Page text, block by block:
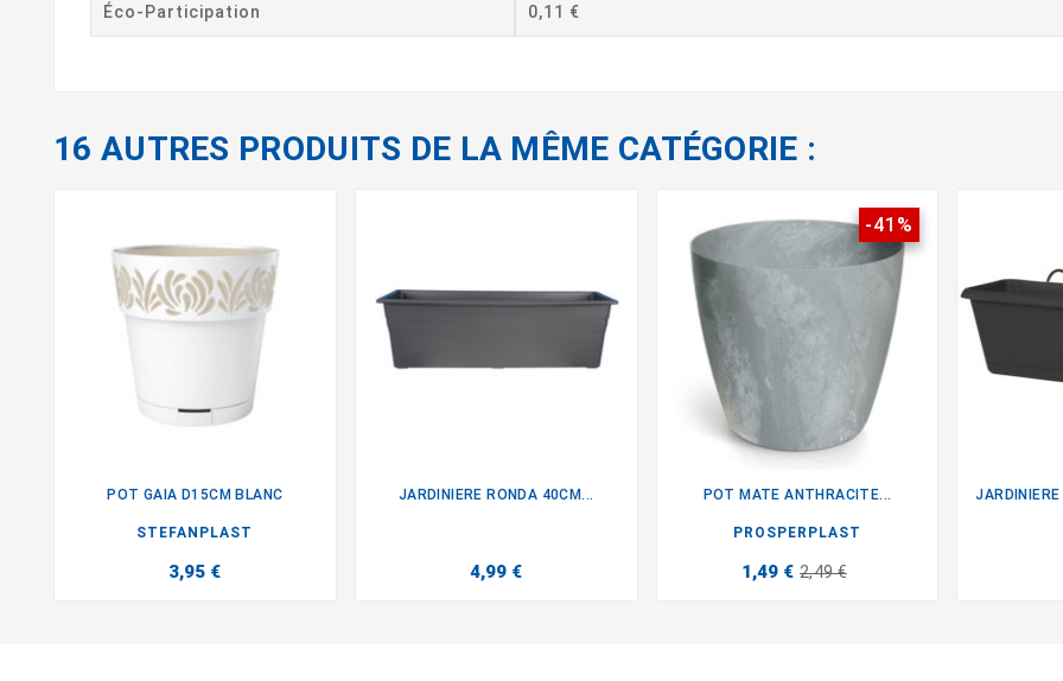
Éco-Participation 0,11 €
16 AUTRES PRODUITS DE LA MÊME CATÉGORIE :
POT GAIA D15CM BLANC
STEFANPLAST
3,95 €
JARDINIERE RONDA 40CM...
4,99 €
-41%
POT MATE ANTHRACITE...
PROSPERPLAST
1,49 € 2,49 €